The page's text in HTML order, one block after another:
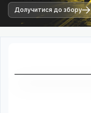
Долучитися до збору